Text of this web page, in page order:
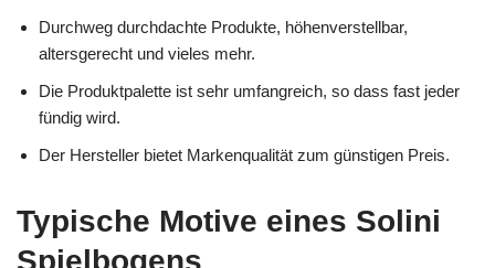
Durchweg durchdachte Produkte, höhenverstellbar,
altersgerecht und vieles mehr.
Die Produktpalette ist sehr umfangreich, so dass fast jeder
fündig wird.
Der Hersteller bietet Markenqualität zum günstigen Preis.
Typische Motive eines Solini
Spielbogens